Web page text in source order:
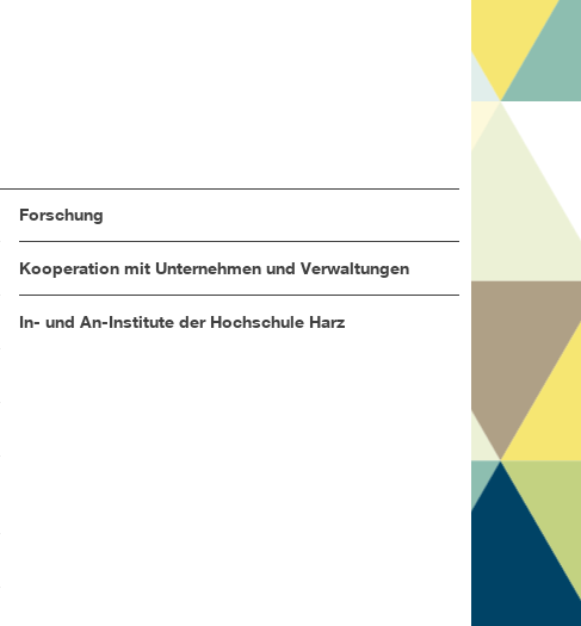
Forschung
Kooperation mit Unternehmen und Verwaltungen
In- und An-Institute der Hochschule Harz